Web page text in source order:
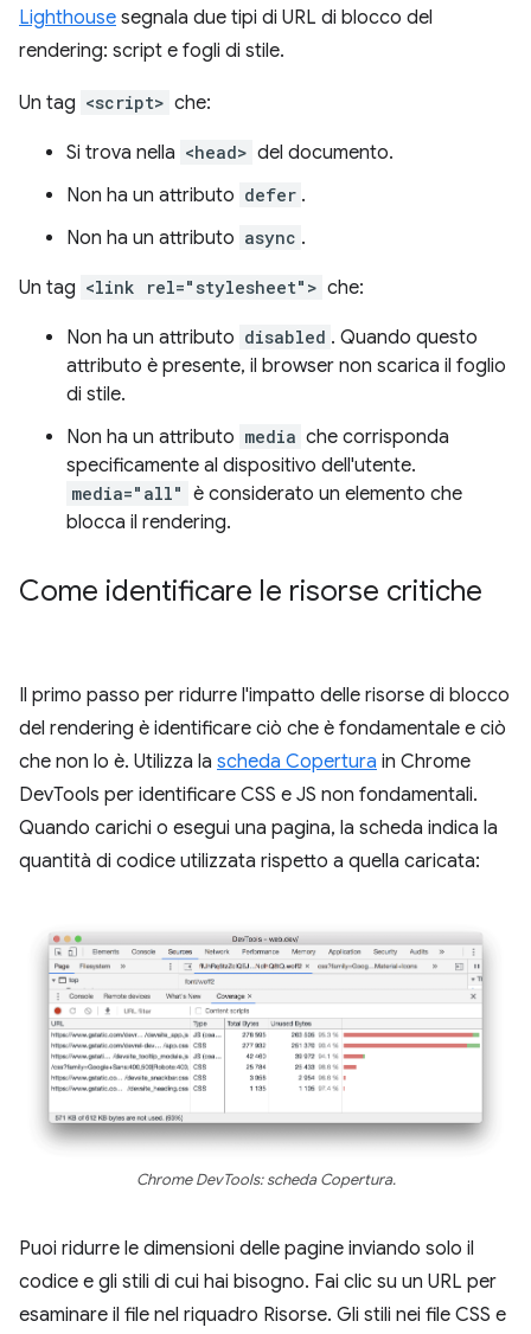
Lighthouse segnala due tipi di URL di blocco del
rendering: script e fogli di stile.
Un tag <script> che:
Si trova nella <head> del documento.
Non ha un attributo defer .
Non ha un attributo async .
Un tag <link rel="stylesheet"> che:
Non ha un attributo disabled . Quando questo
attributo è presente, il browser non scarica il foglio
di stile.
Non ha un attributo media che corrisponda
specificamente al dispositivo dell'utente.
media="all" è considerato un elemento che
blocca il rendering.
Come identificare le risorse critiche
Il primo passo per ridurre l'impatto delle risorse di blocco
del rendering è identificare ciò che è fondamentale e ciò
che non lo è. Utilizza la scheda Copertura in Chrome
DevTools per identificare CSS e JS non fondamentali.
Quando carichi o esegui una pagina, la scheda indica la
quantità di codice utilizzata rispetto a quella caricata:
Chrome DevTools: scheda Copertura.
Puoi ridurre le dimensioni delle pagine inviando solo il
codice e gli stili di cui hai bisogno. Fai clic su un URL per
esaminare il file nel riquadro Risorse. Gli stili nei file CSS e